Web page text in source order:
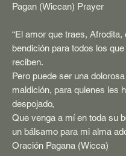
Pagan (Wiccan) Prayer
“El amor que traes, Afrodita,
bendición para todos los que
reciben.
Pero puede ser una dolorosa
maldición, para quienes les
despojado,
Que venga a mí en toda su
un bálsamo para mi alma
Oración Pagana (Wicca)